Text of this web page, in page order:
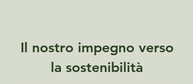
Il nostro impegno verso
la sostenibilità